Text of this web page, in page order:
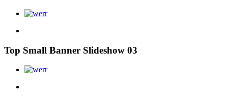
Top Small Banner Slideshow 03